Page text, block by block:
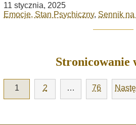
11 stycznia, 2025
Emocje, Stan Psychiczny, Sennik
Stronicowanie
1 2 … 76